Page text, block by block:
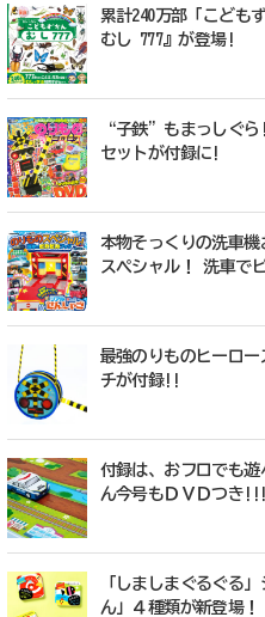
累計240万部「こども
むし 777』が登場!
“子鉄”もまっしぐ
セットが付録に!
本物そっくりの洗車
スペシャル！ 洗車で
最強のりものヒーロ
チが付録!!
付録は、おフロでも
ん今号もＤＶＤつき!!!
「しましまぐるぐる
ん」４種類が新登場！